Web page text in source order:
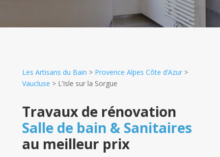
Les Artisans du Bain > Provence Alpes Côte d’Azur>
Vaucluse > L’Isle sur la Sorgue
Travaux de rénovation
Salle de bain & Sanitaires
au meilleur prix